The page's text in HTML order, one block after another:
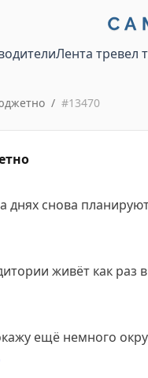
Лента тревел
/ #13470
днях снова
живёт как раз
ещё немного